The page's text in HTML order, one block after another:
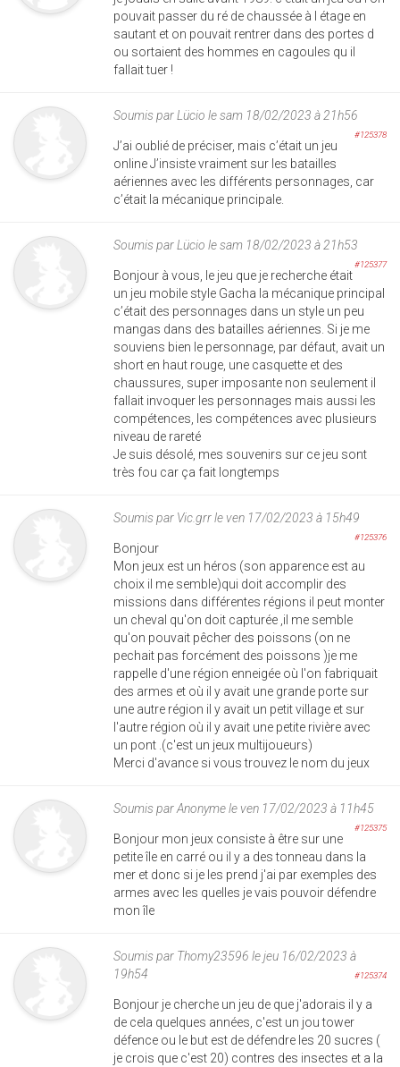
pouvait passer du ré de chaussée à l étage en
sautant et on pouvait rentrer dans des portes d
ou sortaient des hommes en cagoules qu il
fallait tuer !
Soumis parLücio le sam 18/02/2023 à 21h56
#125378
J’ai oublié de préciser, mais c’était un jeu
online J’insiste vraiment sur les batailles
aériennes avec les différents personnages, car
c’était la mécanique principale.
Soumis parLücio le sam 18/02/2023 à 21h53
#125377
Bonjour à vous, le jeu que je recherche était
un jeu mobile style Gacha la mécanique principal
c’était des personnages dans un style un peu
mangas dans des batailles aériennes. Si je me
souviens bien le personnage, par défaut, avait un
short en haut rouge, une casquette et des
chaussures, super imposante non seulement il
fallait invoquer les personnages mais aussi les
compétences, les compétences avec plusieurs
niveau de rareté
Je suis désolé, mes souvenirs sur ce jeu sont
très fou car ça fait longtemps
Soumis par Vic.grrle ven 17/02/2023 à 15h49
#125376
Bonjour
Mon jeux est un héros (son apparence est au
choix il me semble)qui doit accomplir des
missions dans différentes régions il peut monter
un cheval qu'on doit capturée ,il me semble
qu'on pouvait pêcher des poissons (on ne
pechait pas forcément des poissons )je me
rappelle d'une région enneigée où l'on fabriquait
des armes et où il y avait une grande porte sur
une autre région il y avait un petit village et sur
l'autre région où il y avait une petite rivière avec
un pont .(c'est un jeux multijoueurs)
Merci d'avance si vous trouvez le nom du jeux
Soumis parAnonymele ven 17/02/2023 à 11h45
#125375
Bonjour mon jeux consiste à être sur une
petite île en carré ou il y a des tonneau dans la
mer et donc si je les prend j'ai par exemples des
armes avec les quelles je vais pouvoir défendre
mon île
Soumis par Thomy23596 le jeu 16/02/2023 à
19h54
#125374
Bonjour je cherche un jeu de que j'adorais il y a
de cela quelques années, c'est un jou tower
défence ou le but est de défendre les 20 sucres (
je crois que c'est 20) contres des insectes et a la